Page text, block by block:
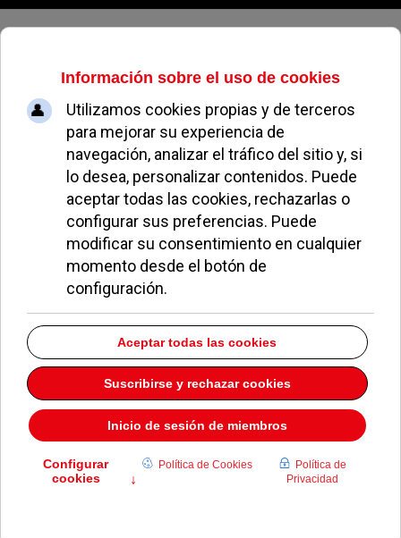
Jueves, 06 de agosto de 2026
calle Emisora
No hay elementos que hayan sido etiquetados con esto
EN PORTADA
Pozuelo aprueba las 775 viviendas de Huerta Grande
Pozuelo confirma los conciertos para las fiestas
Consolación
Pozuelo abre la venta de entradas para su feria
taurina
Román, Mora y Burdiel torearán en las Fiestas de